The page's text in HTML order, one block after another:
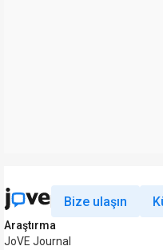
Bize ulaşın
Araştırma
JoVE Journal